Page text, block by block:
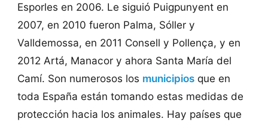
Esporles en 2006. Le siguió Puigpunyent en
2007, en 2010 fueron Palma, Sóller y
Valldemossa, en 2011 Consell y Pollença, y en
2012 Artá, Manacor y ahora Santa María del
Camí. Son numerosos los municipiosque en
toda España están tomando estas medidas de
protección hacia los animales. Hay países que